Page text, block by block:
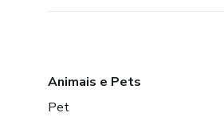
Animais e Pets
Pet